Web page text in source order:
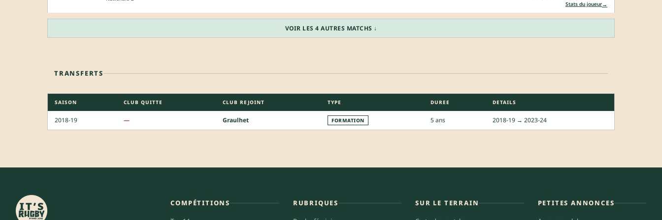
Stats du joueur→
VOIR LES 4 AUTRES MATCHS ↓
TRANSFERTS
SAISON CLUB QUITTE CLUB REJOINT TYPE DUREE DETAILS
2018-19 — Graulhet FORMATION 5 ans 2018-19 → 2023-24
COMPÉTITIONS RUBRIQUES SUR LE TERRAIN PETITES ANNONCES